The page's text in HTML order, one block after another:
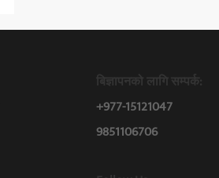
बिज्ञापनको लागि सम्पर्क:
+977-15121047
9851106706